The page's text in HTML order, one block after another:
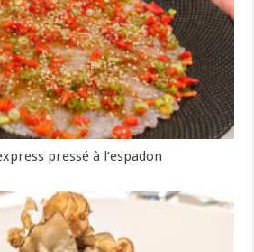
pressé à l’espadon